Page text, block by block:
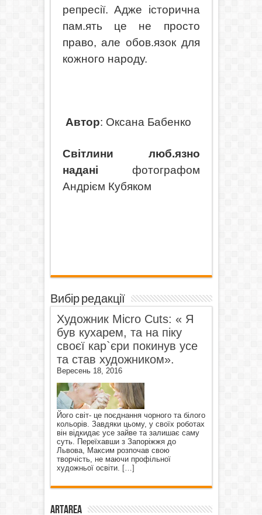
репресії. Адже історична
пам.ять це не просто
право, але обов.язок для
кожного народу.
Автор: Оксана Бабенко
Світлини люб.язно
надані фотографом
Андрієм Кубяком
Вибір редакції
Художник Micro Cuts: « Я
був кухарем, та на піку
своєї кар`єри покинув усе
та став художником».
Вересень 18, 2016
Його світ- це поєднання чорного та білого
кольорів. Завдяки цьому, у своїх роботах
він відкидає усе зайве та залишає саму
суть. Переїхавши з Запоріжжя до
Львова, Максим розпочав свою
творчість, не маючи профільної
художньої освіти. […]
ArtArea